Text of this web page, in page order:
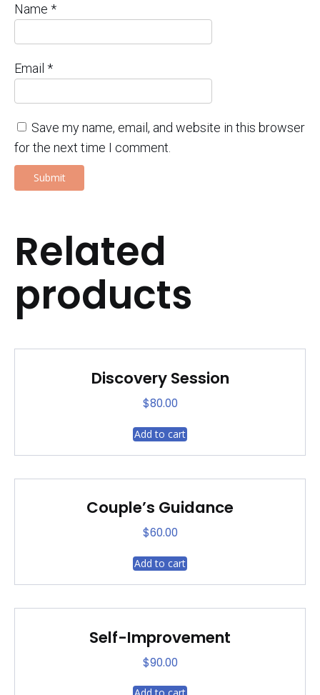
Name *
Email *
Save my name, email, and website in this browser
for the next time I comment.
Related
products
Discovery Session
$80.00
Add to cart
Couple’s Guidance
$60.00
Add to cart
Self-Improvement
$90.00